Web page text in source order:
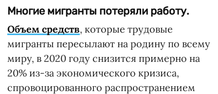
Многие мигранты потеряли работу.
Объем средств, которые трудовые
мигранты пересылают на родину по всему
миру, в 2020 году снизится примерно на
20% из-за экономического кризиса,
спровоцированного распространением